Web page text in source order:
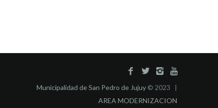
Municipalidad de San Pedro de Jujuy © 2023 |
AREA MODERNIZACION